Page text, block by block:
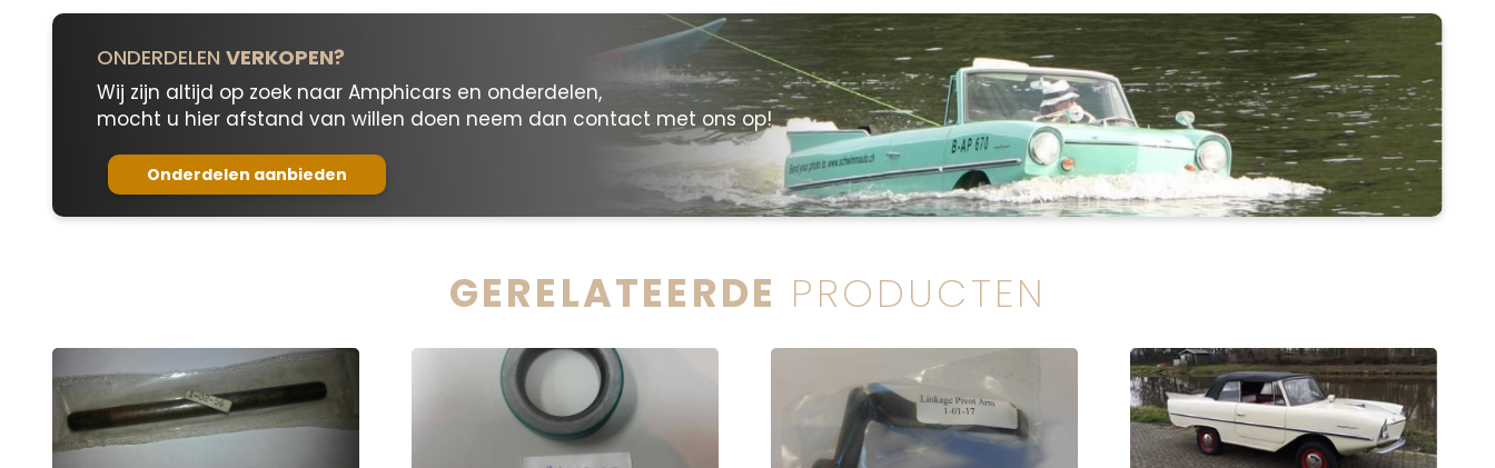
ONDERDELEN VERKOPEN?
Wij zijn altijd op zoek naar Amphicars en onderdelen,
mocht u hier afstand van willen doen neem dan contact met ons op!
Onderdelen aanbieden
GERELATEERDE PRODUCTEN